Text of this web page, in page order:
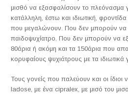
μισθό να εξασφαλίσουν το πλεόνασμα
κατάλληλη, έστω και ιδιωτική, φροντίδα
που μεγαλώνουν. Που δεν μπορούν να
παιδοψυχίατρο. Που δεν μπορούν να
80άρια ή ακόμη και τα 150άρια που
κορυφαίους ψυχιάτρους με τα ιδιωτικά
Τους γονείς που παλεύουν και οι ίδιοι
ladose, με ένα cipralex, με μισό του